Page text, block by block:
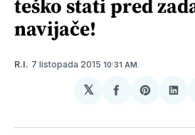
teško stati pred
navijače!
R.I. 7 listopada 2015 10:31 AM.
𝕏
podijeliShare